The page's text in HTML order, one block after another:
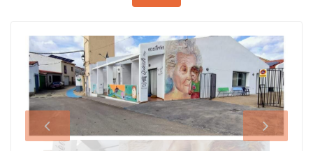
IMG-20220309-
WA0002.jpg